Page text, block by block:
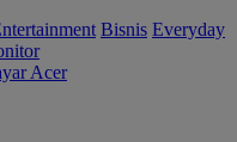
Bisnis Everyday
Acer